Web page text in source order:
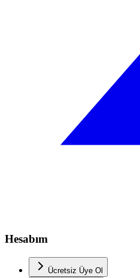
Hesabım
Ücretsiz Üye Ol